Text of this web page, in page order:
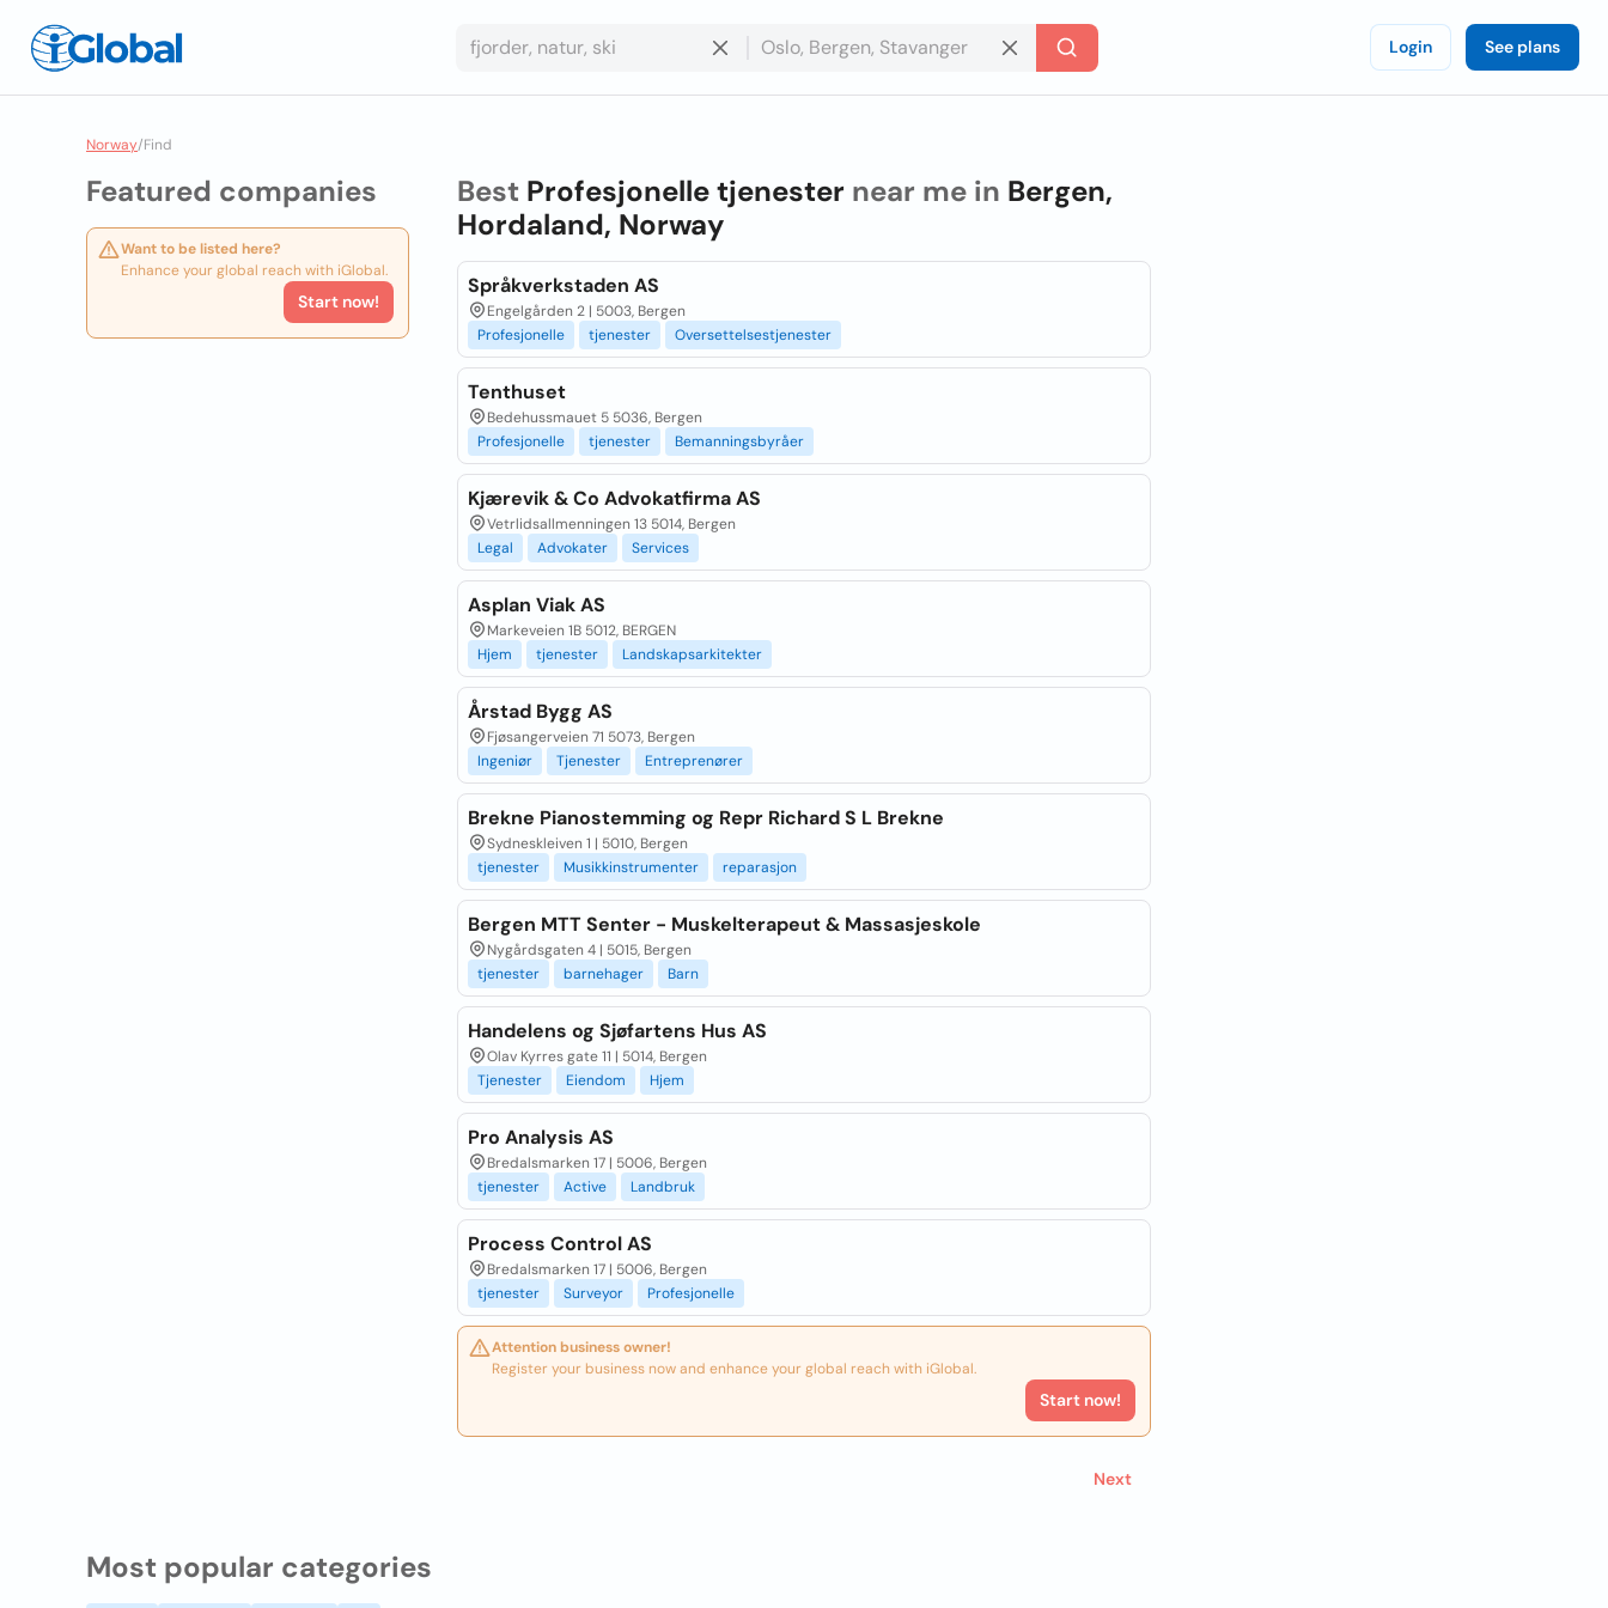
Login See plans
Norway/Find
Featured companies
Want to be listed here?
Enhance your global reach with iGlobal.
Start now!
Best Profesjonelle tjenester near me in Bergen,
Hordaland, Norway
Språkverkstaden AS
Engelgården 2 | 5003, Bergen
Profesjonelle
tjenester Oversettelsestjenester
Tenthuset
Bedehussmauet 5 5036, Bergen
Profesjonelle
tjenester Bemanningsbyråer
Kjærevik & Co Advokatfirma AS
Vetrlidsallmenningen 13 5014, Bergen
Legal
Advokater Services
Asplan Viak AS
Markeveien 1B 5012, BERGEN
Hjem
tjenester Landskapsarkitekter
Årstad Bygg AS
Fjøsangerveien 71 5073, Bergen
Ingeniør
Tjenester Entreprenører
Brekne Pianostemming og Repr Richard S L Brekne
Sydneskleiven 1 | 5010, Bergen
tjenester
Musikkinstrumenter reparasjon
Bergen MTT Senter - Muskelterapeut & Massasjeskole
Nygårdsgaten 4 | 5015, Bergen
tjenester
barnehager Barn
Handelens og Sjøfartens Hus AS
Olav Kyrres gate 11 | 5014, Bergen
Tjenester
Eiendom Hjem
Pro Analysis AS
Bredalsmarken 17 | 5006, Bergen
tjenester
Active Landbruk
Process Control AS
Bredalsmarken 17 | 5006, Bergen
tjenester
Surveyor Profesjonelle
Attention business owner!
Register your business now and enhance your global reach with iGlobal.
Start now!
Next
Most popular categories